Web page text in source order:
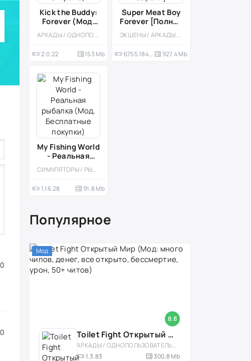
0
0
Kick the Buddy:
Forever (Мод,
всё открыто) АРКАДЫ / ОДНОПОЛЬЗОВАТЕЛЬСКИЕ / СИМУЛЯТОРЫ / КАЗУАЛЬНЫЕ / СТИЛИЗАЦИЯ / ОФЛАЙН / ВЕСЁЛАЯ / ПО МУЛЬТФИЛЬМАМ
2.0.22 153 Mb
Super Meat Boy
Forever [Полная
версия]
ЭКШЕНЫ / АРКАДЫ / ВИД СБОКУ / ПЛАТНАЯ / ПРИКЛЮЧЕНИЕ / ОДНОПОЛЬЗОВАТЕЛЬСКИЕ / ОФЛАЙН / БОЛЬШАЯ / КРОВЬ / СЛОЖНАЯ / ПЛАТФОРМЕРЫ
6755.1849.1962.1510 927.4 Mb
My Fishing World
- Реальная
рыбалка (Мод,
БесплатныеСИМУЛЯТОРЫ / РЫБАЛКА / СПОРТИВНЫЕ / КАЗУАЛЬНЫЕ / ОДНОПОЛЬЗОВАТЕЛЬСКИЕ / СТИЛИЗАЦИЯ / 3D / РЕАЛИЗМ / МАЛЕНЬКАЯ
1.16.28 91.8 Mb
Популярное
8.8
Мод
Toilet Fight Открытый Мир (Мод: много чипов, денег, все открыто, бессмертие, урон, 50+ читов)
АРКАДЫ / ОДНОПОЛЬЗОВАТЕЛЬСКИЕ / ОФЛАЙН / МОД / РОЛЕВЫЕ / ШУТЕРЫ / ОТКРЫТЫЙ МИР / ВСТРОЕННЫЙ КЕШ / 3D / ЭКШЕНЫ / ТУАЛЕТНЫЕ ВОЙНЫ / ДЛЯ ДЕТЕЙ
1.3.83
300,8 Mb